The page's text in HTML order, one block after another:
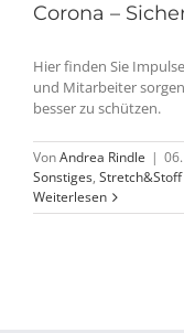
Corona –
Hier finden Sie
und Mitarbeiter
besser zu schützen.
VonAndrea Rindle |
Sonstiges, Stretch&Stoff
Weiterlesen